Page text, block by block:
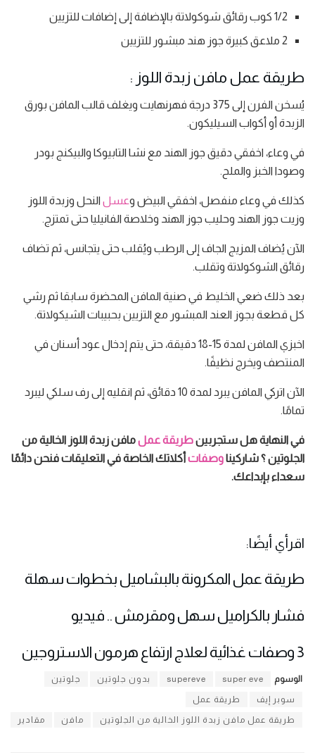
1/2 كوب رقائق شوكولاتة بالإضافة إلى إضافات للتزيين
2 ملاعق كبيرة جوز هند مبشور للتزيين
طريقة عمل مافن زبدة اللوز :
يُسخن الفرن إلى 375 درجة فهرنهايت ويغلف قالب المافن بورق
الزبدة أو أكواب السيليكون.
في وعاء، اخفقي دقيق جوز الهند مع نشا التابيوكا والبيكنج بودر
وصودا الخبز والملح.
كذلك في وعاء منفصل، اخفقي البيض وعسل النحل وزبدة اللوز
وزيت جوز الهند وحليب جوز الهند وخلاصة الفانيليا حتى تمتزج.
الآن يُضاف المزيج الجاف إلى الرطب ويُقلب حتى يتجانس، ثم تضاف
رقائق الشوكولاتة وتقلب.
بعد ذلك ضعي الخليط في صنية المافن المحضرة سابقا ثم رشي
كل قطعة بجوز العند المبشور مع التزيين بحبيبات الشيكولاتة.
اخبزي المافن لمدة 15-18 دقيقة، حتى يتم إدخال عود أسنان في
المنتصف ويخرج نظيفًا.
الآن اتركي المافن يبرد لمدة 10 دقائق، ثم انقليه إلى رف سلكي ليبرد
تمامًا.
في النهاية هل ستجربينطريقة عملمافن زبدة اللوز الخالية من
الجلوتين ؟ شاركينا وصفات أكلاتك الخاصة في التعليقات فنحن دائمًا
سعداء بإبداعك.
اقرأي أيضًا:
طريقة عمل المكرونة بالبشاميل بخطوات سهلة
فشار بالكراميل سهل ومقرمش .. فيديو
3 وصفات غذائية لعلاج ارتفاع هرمون الاستروجين
الوسوم super eve
supereve بدون جلوتين جلوتين
سوبر إيف طريقة عمل
طريقة عمل مافن زبدة اللوز الخالية من الجلوتين مافن مقادير